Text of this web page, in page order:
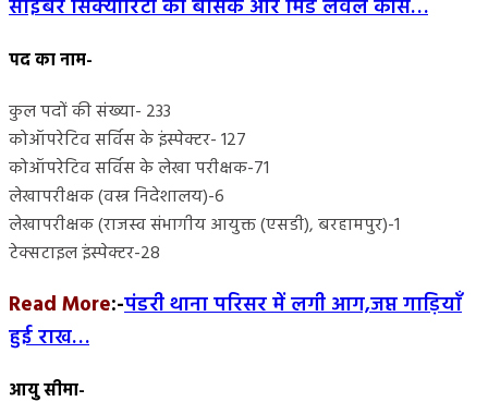
साइबर सिक्योरिटी का बेसिक और मिड लेवल कोर्स…
पद का नाम-
कुल पदों की संख्या- 233
कोऑपरेटिव सर्विस के इंस्पेक्टर- 127
कोऑपरेटिव सर्विस के लेखा परीक्षक-71
लेखापरीक्षक (वस्त्र निदेशालय)-6
लेखापरीक्षक (राजस्व संभागीय आयुक्त (एसडी), बरहामपुर)-1
टेक्सटाइल इंस्पेक्टर-28
Read More:-पंडरी थाना परिसर में लगी आग,जप्त गाड़ियाँ
हुई राख…
आयु सीमा-